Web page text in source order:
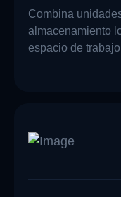
Combina
almacenamiento
espacio de